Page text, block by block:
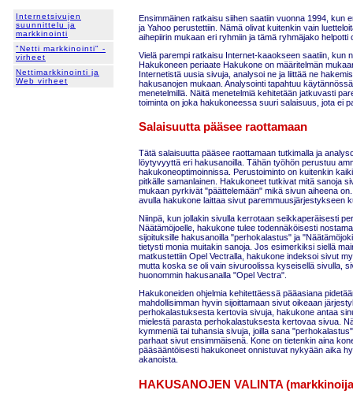
Internetsivujen
suunnittelu ja
markkinointi
"Netti markkinointi" -
virheet
Nettimarkkinointi ja
Web virheet
Ensimmäinen ratkaisu siihen saatiin vuonna 1994, kun
ja Yahoo perustettiin. Nämä olivat kuitenkin vain
aihepiirin mukaan eri ryhmiin ja tämä ryhmäjako helpotti
Vielä parempi ratkaisu Internet-kaaokseen saatiin, kun
Hakukoneen periaate Hakukone on määritelmän
Internetistä uusia sivuja, analysoi ne ja liittää ne
hakusanojen mukaan. Analysointi tapahtuu
menetelmillä. Näitä menetelmiä kehitetään jatkuvasti
toiminta on joka hakukoneessa suuri salaisuus, jota ei
Salaisuutta pääsee raottamaan
Tätä salaisuutta pääsee raottamaan tutkimalla ja
löytyvyyttä eri hakusanoilla. Tähän työhön perustuu
hakukoneoptimoinnissa. Perustoiminto on kuitenkin
pitkälle samanlainen. Hakukoneet tutkivat mitä sanoja
mukaan pyrkivät "päättelemään" mikä sivun aiheena
avulla hakukone laittaa sivut paremmuusjärjestykseen
Niinpä, kun jollakin sivulla kerrotaan seikkaperäisesti
Näätämöjoelle, hakukone tulee todennäköisesti
sijoituksille hakusanoilla "perhokalastus" ja
tietysti monia muitakin sanoja. Jos esimerkiksi siellä
matkustettiin Opel Vectralla, hakukone indeksoi sivut
mutta koska se oli vain sivuroolissa kyseisellä sivulla,
huonommin hakusanalla "Opel Vectra".
Hakukoneiden ohjelmia kehitettäessä pääasiana
mahdollisimman hyvin sijoittamaan sivut oikeaan
perhokalastuksesta kertovia sivuja, hakukone antaa
mielestä parasta perhokalastuksesta kertovaa sivua.
kymmeniä tai tuhansia sivuja, joilla sana
parhaat sivut ensimmäisenä. Kone on tietenkin aina
pääsääntöisesti hakukoneet onnistuvat nykyään aika
akanoista.
HAKUSANOJEN VALINTA